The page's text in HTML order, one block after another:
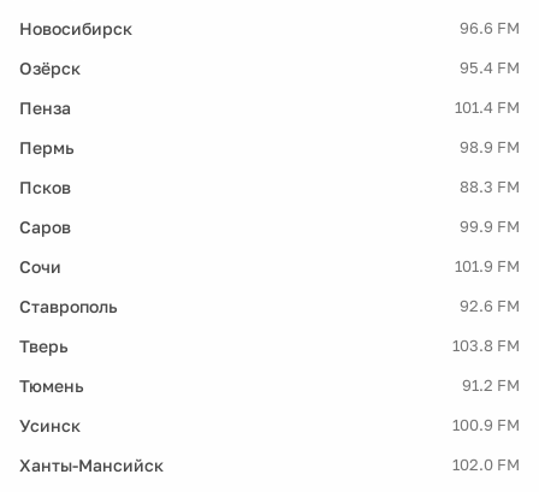
Новосибирск 96.6 FM
Озёрск 95.4 FM
Пенза 101.4 FM
Пермь 98.9 FM
Псков 88.3 FM
Саров 99.9 FM
Сочи 101.9 FM
Ставрополь 92.6 FM
Тверь 103.8 FM
Тюмень 91.2 FM
Усинск 100.9 FM
Ханты-Мансийск 102.0 FM